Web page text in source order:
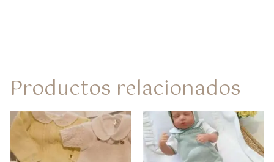
Productos relacionados